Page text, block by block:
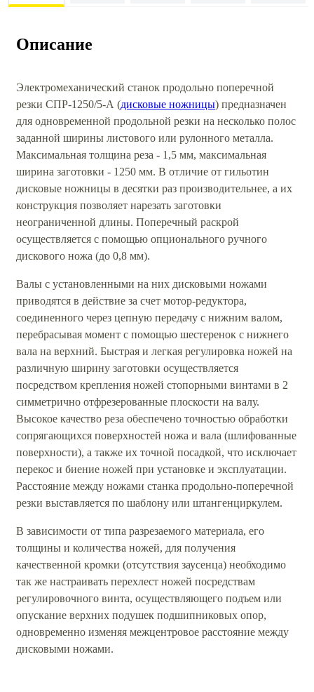
Описание
Электромеханический станок продольно поперечной
резки СПР-1250/5-А (дисковые ножницы) предназначен
для одновременной продольной резки на несколько полос
заданной ширины листового или рулонного металла.
Максимальная толщина реза - 1,5 мм, максимальная
ширина заготовки - 1250 мм. В отличие от гильотин
дисковые ножницы в десятки раз производительнее, а их
конструкция позволяет нарезать заготовки
неограниченной длины. Поперечный раскрой
осуществляется с помощью опционального ручного
дискового ножа (до 0,8 мм).
Валы с установленными на них дисковыми ножами
приводятся в действие за счет мотор-редуктора,
соединенного через цепную передачу с нижним валом,
перебрасывая момент с помощью шестеренок с нижнего
вала на верхний. Быстрая и легкая регулировка ножей на
различную ширину заготовки осуществляется
посредством крепления ножей стопорными винтами в 2
симметрично отфрезерованные плоскости на валу.
Высокое качество реза обеспечено точностью обработки
сопрягающихся поверхностей ножа и вала (шлифованные
поверхности), а также их точной посадкой, что исключает
перекос и биение ножей при установке и эксплуатации.
Расстояние между ножами станка продольно-поперечной
резки выставляется по шаблону или штангенциркулем.
В зависимости от типа разрезаемого материала, его
толщины и количества ножей, для получения
качественной кромки (отсутствия заусенца) необходимо
так же настраивать перехлест ножей посредствам
регулировочного винта, осуществляющего подъем или
опускание верхних подушек подшипниковых опор,
одновременно изменяя межцентровое расстояние между
дисковыми ножами.